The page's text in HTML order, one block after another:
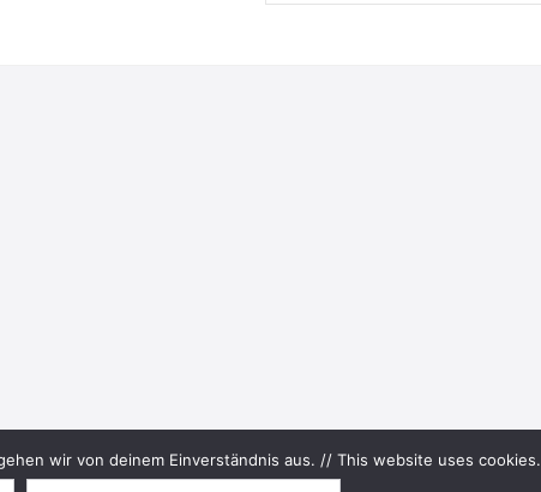
All rights reserved.
wir von deinem Einverständnis aus. // This website uses cookies.